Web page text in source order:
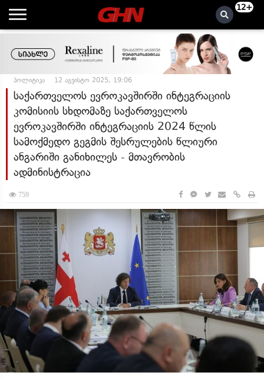
12+
პოლიტიკა 12 აგვისტო 2025, 19:06
საქართველოს ევროკავშირში ინტეგრაციის
კომისიის სხდომაზე საქართველოს
ევროკავშირში ინტეგრაციის 2024 წლის
სამოქმედო გეგმის შესრულების წლიური
ანგარიში განიხილეს - მთავრობის
ადმინისტრაცია
759